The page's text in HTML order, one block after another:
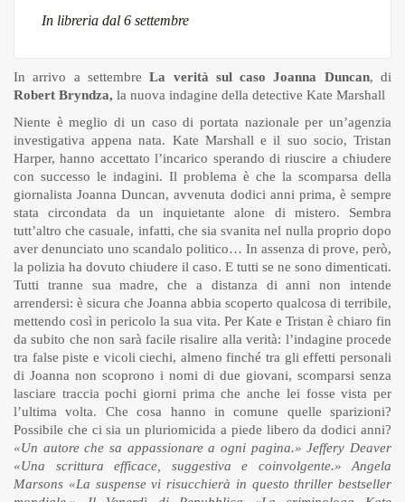
In libreria dal 6 settembre
In arrivo a settembreLa verità sul caso Joanna Duncan, di
Robert Bryndza, la nuova indagine della detective Kate Marshall
Niente è meglio di un caso di portata nazionale per un’agenzia
investigativa appena nata. Kate Marshall e il suo socio, Tristan
Harper, hanno accettato l’incarico sperando di riuscire a chiudere
con successo le indagini. Il problema è che la scomparsa della
giornalista Joanna Duncan, avvenuta dodici anni prima, è sempre
stata circondata da un inquietante alone di mistero. Sembra
tutt’altro che casuale, infatti, che sia svanita nel nulla proprio dopo
aver denunciato uno scandalo politico… In assenza di prove, però,
la polizia ha dovuto chiudere il caso. E tutti se ne sono dimenticati.
Tutti tranne sua madre, che a distanza di anni non intende
arrendersi: è sicura che Joanna abbia scoperto qualcosa di terribile,
mettendo così in pericolo la sua vita. Per Kate e Tristan è chiaro fin
da subito che non sarà facile risalire alla verità: l’indagine procede
tra false piste e vicoli ciechi, almeno finché tra gli effetti personali
di Joanna non scoprono i nomi di due giovani, scomparsi senza
lasciare traccia pochi giorni prima che anche lei fosse vista per
l’ultima volta. Che cosa hanno in comune quelle sparizioni?
Possibile che ci sia un pluriomicida a piede libero da dodici anni?
«Un autore che sa appassionare a ogni pagina.» Jeffery Deaver
«Una scrittura efficace, suggestiva e coinvolgente.»
Angela
Marsons «La suspense vi risucchierà in questo thriller bestseller